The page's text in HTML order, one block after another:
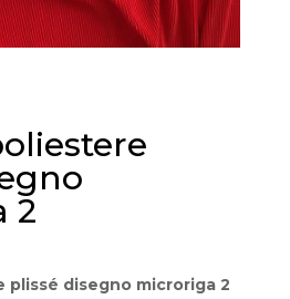
2
plissé disegno microriga 2